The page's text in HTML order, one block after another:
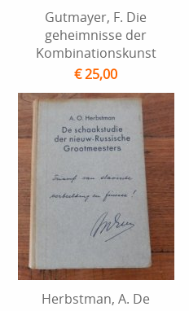
Gutmayer, F. Die
geheimnisse der
Kombinationskunst
€ 25,00
Herbstman, A. De